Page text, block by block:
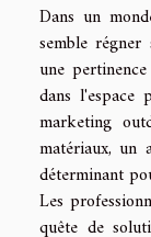
Dans un
semble
une
dans l'espace
marketing
matériaux, un
déterminant
Les
quête de